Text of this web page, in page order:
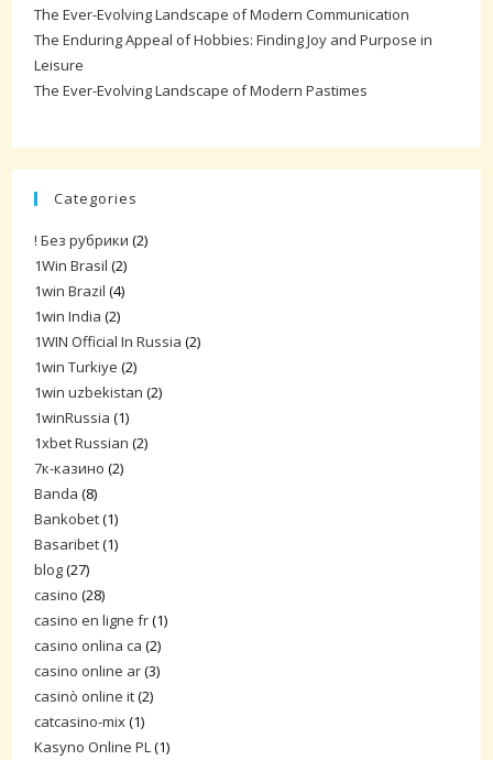
The Ever-Evolving Landscape of Modern Communication
The Enduring Appeal of Hobbies: Finding Joy and Purpose in
Leisure
The Ever-Evolving Landscape of Modern Pastimes
Categories
! Без рубрики (2)
1Win Brasil (2)
1win Brazil (4)
1win India (2)
1WIN Official In Russia (2)
1win Turkiye (2)
1win uzbekistan (2)
1winRussia (1)
1xbet Russian (2)
7к-казино (2)
Banda (8)
Bankobet(1)
Basaribet(1)
blog(27)
casino (28)
casino en ligne fr(1)
casino onlina ca (2)
casino online ar(3)
casinò online it(2)
catcasino-mix(1)
Kasyno Online PL(1)